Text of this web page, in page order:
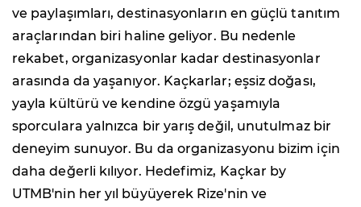
ve paylaşımları, destinasyonların en güçlü tanıtım
araçlarından biri haline geliyor. Bu nedenle
rekabet, organizasyonlar kadar destinasyonlar
arasında da yaşanıyor. Kaçkarlar; eşsiz doğası,
yayla kültürü ve kendine özgü yaşamıyla
sporculara yalnızca bir yarış değil, unutulmaz bir
deneyim sunuyor. Bu da organizasyonu bizim için
daha değerli kılıyor. Hedefimiz, Kaçkar by
UTMB'nin her yıl büyüyerek Rize'nin ve